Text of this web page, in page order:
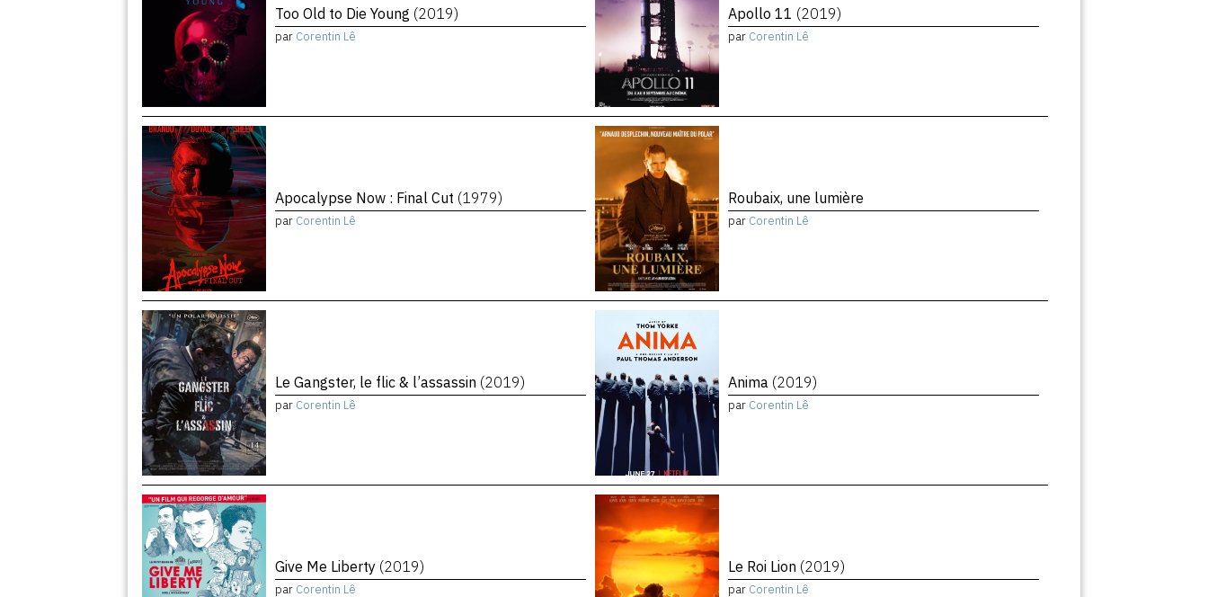
Too Old to Die Young (2019)
par Corentin Lê
Apollo 11 (2019)
par Corentin Lê
Apocalypse Now : Final Cut (1979)
par Corentin Lê
Roubaix, une lumière
par Corentin Lê
Le Gangster, le flic & l’assassin (2019)
par Corentin Lê
Anima (2019)
par Corentin Lê
Give Me Liberty (2019)
par Corentin Lê
Le Roi Lion (2019)
par Corentin Lê